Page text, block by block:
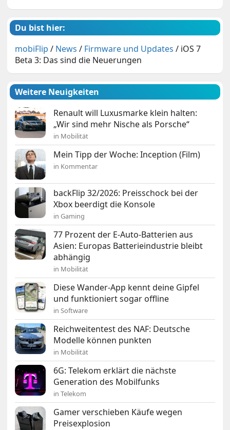
Du bist hier:
mobiFlip / News / Firmware und Updates / iOS 7
Beta 3: Das sind die Neuerungen
Weitere Neuigkeiten
Renault will Luxusmarke klein halten:
„Wir sind mehr Nische als Porsche“
in Mobilität
Mein Tipp der Woche: Inception (Film)
in Kommentar
backFlip 32/2026: Preisschock bei der
Xbox beerdigt die Konsole
in Gaming
77 Prozent der E-Auto-Batterien aus
Asien: Europas Batterieindustrie bleibt
abhängig
in Mobilität
Diese Wander-App kennt deine Gipfel
und funktioniert sogar offline
in Software
Reichweitentest des NAF: Deutsche
Modelle können punkten
in Mobilität
6G: Telekom erklärt die nächste
Generation des Mobilfunks
in Telekom
Gamer verschieben Käufe wegen
Preisexplosion